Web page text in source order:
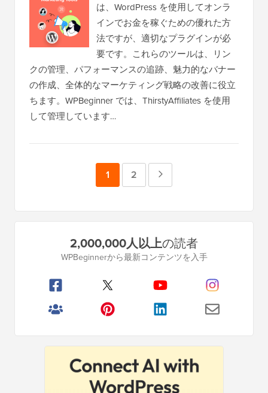
は、WordPress を使用してオンラ
インでお金を稼ぐための優れた方
法ですが、適切なプラグインが必
要です。これらのツールは、リン
クの管理、パフォーマンスの追跡、魅力的なバナー
の作成、全体的なマーケティング戦略の改善に役立
ちます。WPBeginner では、ThirstyAffiliates を使用
して管理しています…
ペ
ジ
1
ペ
ジ
2
ペ
ー
イ
2,000,000人以上の読者
WPBeginnerから最新コンテンツを入手